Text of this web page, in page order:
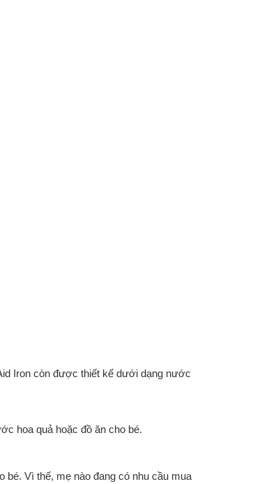
Iron còn được thiết kế dưới dạng nước
hoa quả hoặc đồ ăn cho bé.
bé. Vì thế, mẹ nào đang có nhu cầu mua